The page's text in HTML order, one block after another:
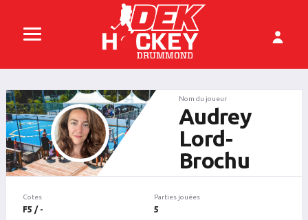
Nom du joueur
Audrey
Lord-
Brochu
Cotes
F5 / -
Parties jouées
5